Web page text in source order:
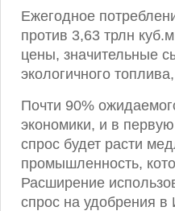
Ежегодное
против 3,63 трлн
цены, значительные
экологичного
Почти 90%
экономики, и в
спрос будет расти
промышленность,
Расширение
спрос на удобрения